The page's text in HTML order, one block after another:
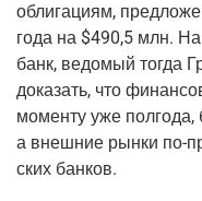
облигациям,
года на $490,5 млн.
банк, ведо­мый тогда
дока­зать, что
момен­ту уже
а внеш­ние рын­ки по-
ских банков.